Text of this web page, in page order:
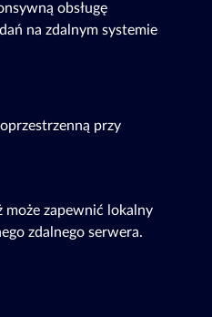
obsługę
na zdalnym systemie
przy
może zapewnić lokalny
zdalnego serwera.